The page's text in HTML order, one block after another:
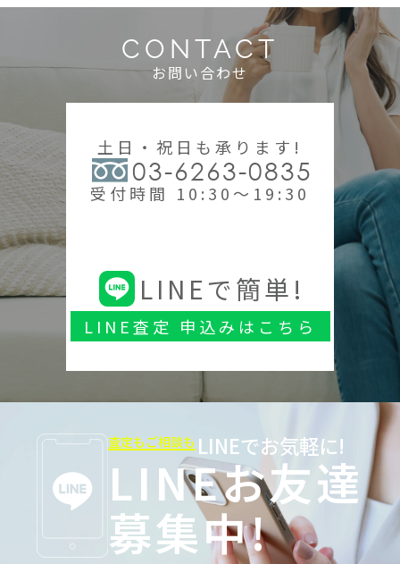
CONTACT
お問い合わせ
土日・祝日も承ります!
03-6263-0835
受付時間 10:30～19:30
LINEで簡単!
LINE査定 申込みはこちら
査定もご相談も LINEでお気軽に!
LINEお友達
募集中!